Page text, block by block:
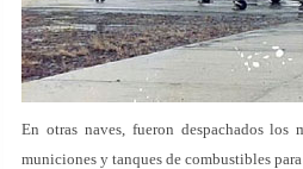
En otras naves, fueron despachados los
municiones y tanques de combustibles